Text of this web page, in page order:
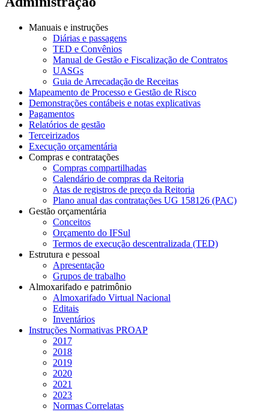
Manuais e instruções
Diárias e passagens
TED e Convênios
Manual de Gestão e Fiscalização de Contratos
UASGs
Guia de Arrecadação de Receitas
Mapeamento de Processo e Gestão de Risco
Demonstrações contábeis e notas explicativas
Pagamentos
Relatórios de gestão
Terceirizados
Execução orçamentária
Compras e contratações
Compras compartilhadas
Calendário de compras da Reitoria
Atas de registros de preço da Reitoria
Plano anual das contratações UG 158126 (PAC)
Gestão orçamentária
Conceitos
Orçamento do IFSul
Termos de execução descentralizada (TED)
Estrutura e pessoal
Apresentação
Grupos de trabalho
Almoxarifado e patrimônio
Almoxarifado Virtual Nacional
Editais
Inventários
Instruções Normativas PROAP
2017
2018
2019
2020
2021
2023
Normas Correlatas